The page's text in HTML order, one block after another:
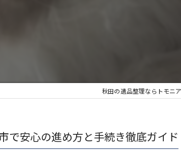
秋田の遺品整理ならトモニ
で安心の進め方と手続き徹底ガイド